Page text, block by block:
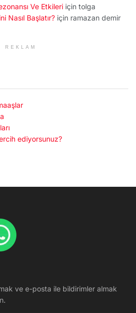
Ve Etkileri için tolga
Nasıl Başlatır? için ramazan demir
REKLAM
ediyorsunuz?
ve e-posta ile bildirimler almak